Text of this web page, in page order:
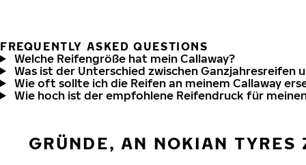
FREQUENTLY ASKED QUESTIONS
Welche Reifengröße hat mein Callaway?
Was ist der Unterschied zwischen Ganzjahresreifen
Wie oft sollte ich die Reifen an meinem Callaway
Wie hoch ist der empfohlene Reifendruck für
GRÜNDE, AN NOKIAN TYRES